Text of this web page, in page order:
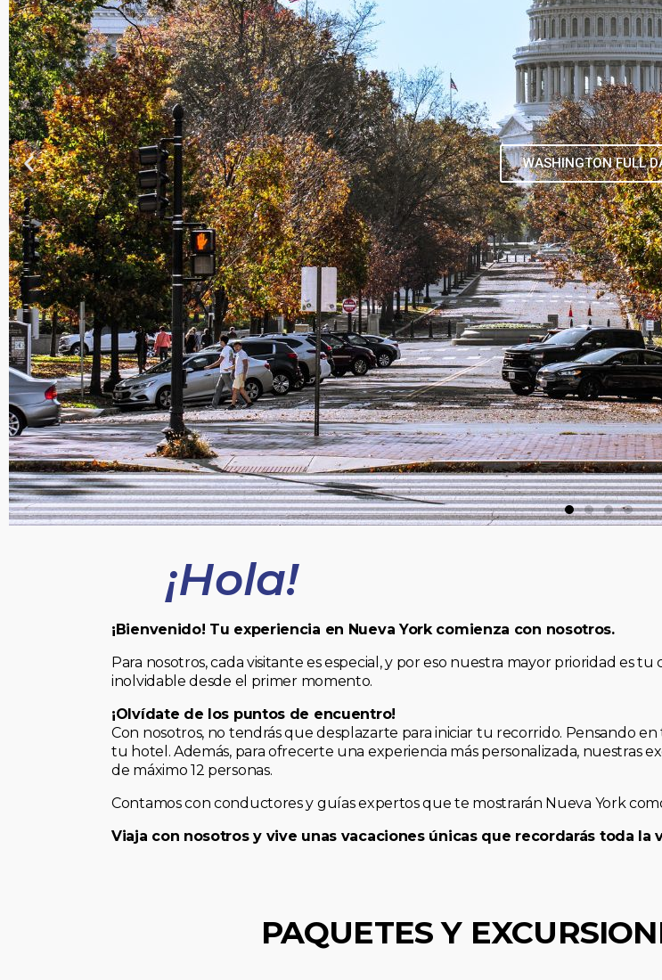
TOUR DE
¡Hola!
¡Bienvenido! Tu experiencia en Nueva York comienza con nosotros.
Para nosotros, cada visitante es especial, y por eso nuestra mayor prioridad es
inolvidable desde el primer momento.
¡Olvídate de los puntos de encuentro!
Con nosotros, no tendrás que desplazarte para iniciar tu recorrido. Pensando
tu hotel. Además, para ofrecerte una experiencia más personalizada, nuestras
de máximo 12 personas.
Contamos con conductores y guías expertos que te mostrarán Nueva York
Viaja con nosotros y vive unas vacaciones únicas que recordarás toda la
PAQUETES Y